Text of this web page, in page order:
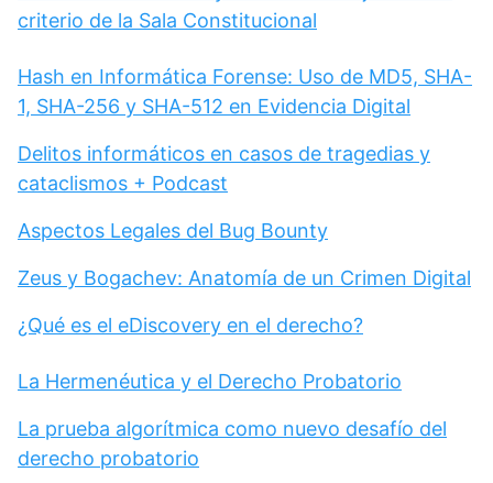
criterio de la Sala Constitucional
Hash en Informática Forense: Uso de MD5, SHA-
1, SHA-256 y SHA-512 en Evidencia Digital
Delitos informáticos en casos de tragedias y
cataclismos + Podcast
Aspectos Legales del Bug Bounty
Zeus y Bogachev: Anatomía de un Crimen Digital
¿Qué es el eDiscovery en el derecho?
La Hermenéutica y el Derecho Probatorio
La prueba algorítmica como nuevo desafío del
derecho probatorio